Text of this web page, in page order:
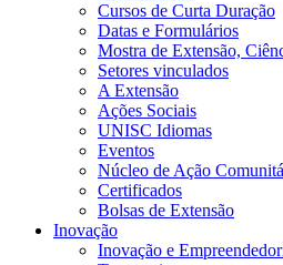
Cursos de Curta Duração
Datas e Formulários
Mostra de Extensão,
Setores vinculados
A Extensão
Ações Sociais
UNISC Idiomas
Eventos
Núcleo de Ação
Certificados
Bolsas de Extensão
Inovação
Inovação e